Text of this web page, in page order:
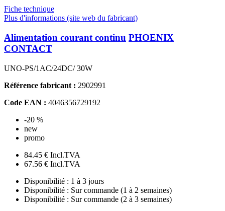
Fiche technique
Plus d'informations (site web du fabricant)
Alimentation courant continu PHOENIX
CONTACT
UNO-PS/1AC/24DC/ 30W
Référence fabricant : 2902991
Code EAN : 4046356729192
-20 %
new
promo
84.45 € Incl.TVA
67.56 € Incl.TVA
Disponibilité : 1 à 3 jours
Disponibilité : Sur commande (1 à 2 semaines)
Disponibilité : Sur commande (2 à 3 semaines)